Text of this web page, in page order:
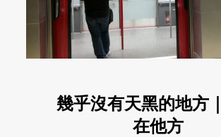
幾乎沒有天黑的地方
在他方